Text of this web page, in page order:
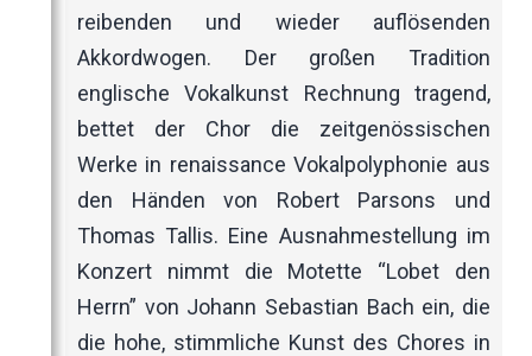
reibenden und wieder auflösenden
Akkordwogen. Der großen Tradition
englische Vokalkunst Rechnung tragend,
bettet der Chor die zeitgenössischen
Werke in renaissance Vokalpolyphonie aus
den Händen von Robert Parsons und
Thomas Tallis. Eine Ausnahmestellung im
Konzert nimmt die Motette “Lobet den
Herrn” von Johann Sebastian Bach ein, die
die hohe, stimmliche Kunst des Chores in